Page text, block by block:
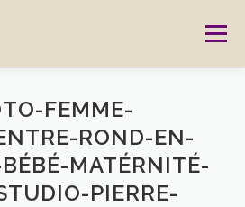
Menu
CARTES CADEAUX
BLOG CONTACT
FEMME-
ROND-EN-
MATÉRNITÉ-
PIERRE-